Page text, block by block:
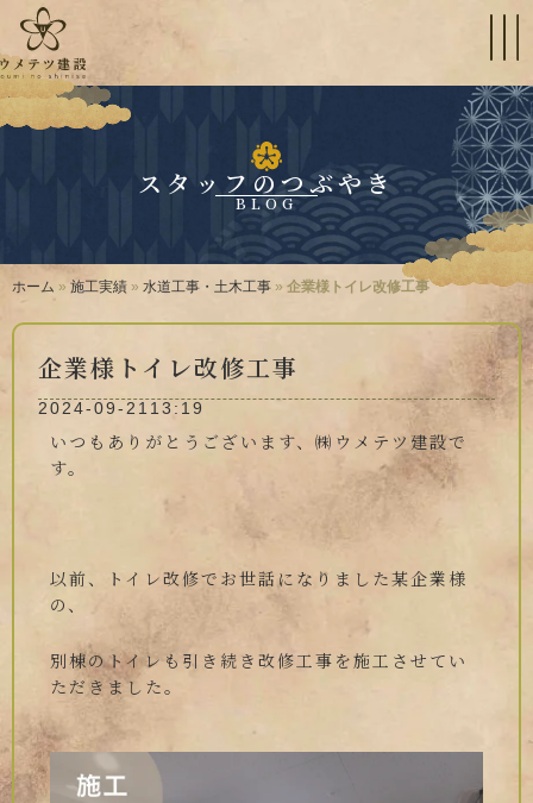
スタッフのつぶやき
BLOG
ホーム » 施工実績 » 水道工事・土木工事 » 企業様トイレ改修工事
企業様トイレ改修工事
2024-09-21 13:19
いつもありがとうございます、㈱ウメテツ建設で
す。
以前、トイレ改修でお世話になりました某企業様
の、
別棟のトイレも引き続き改修工事を施工させてい
ただきました。